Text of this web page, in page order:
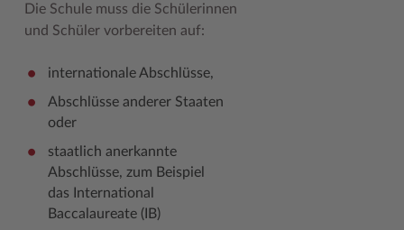
Die Schule muss die Schülerinnen
und Schüler vorbereiten auf:
internationale Abschlüsse,
Abschlüsse anderer Staaten
oder
staatlich anerkannte
Abschlüsse, zum Beispiel
das International
Baccalaureate (IB)